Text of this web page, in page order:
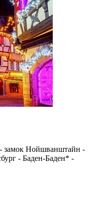
замок Нойшванштайн -
- Баден-Баден* -